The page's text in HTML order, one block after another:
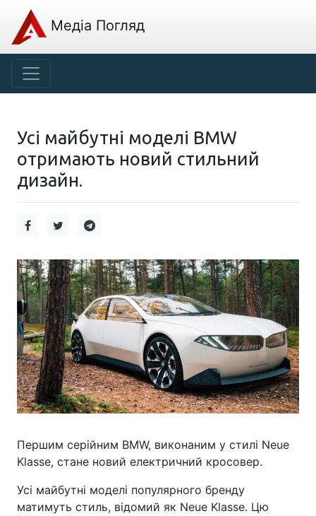
Медіа Погляд
Усі майбутні моделі BMW
отримають новий стильний
дизайн.
Першим серійним BMW, виконаним у стилі Neue
Klasse, стане новий електричний кросовер.
Усі майбутні моделі популярного бренду
матимуть стиль, відомий як Neue Klasse. Цю